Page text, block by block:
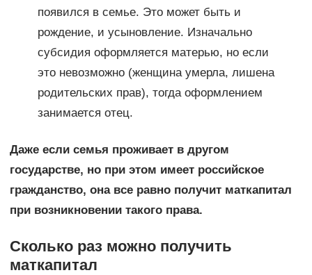
появился в семье. Это может быть и
рождение, и усыновление. Изначально
субсидия оформляется матерью, но если
это невозможно (женщина умерла, лишена
родительских прав), тогда оформлением
занимается отец.
Даже если семья проживает в другом
государстве, но при этом имеет российское
гражданство, она все равно получит маткапитал
при возникновении такого права.
Сколько раз можно получить
маткапитал